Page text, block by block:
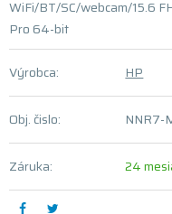
WiFi/BT/SC/webcam/15.6
Pro 64-bit
Výrobca: HP
Obj. čislo: NNR7-
Záruka: 24